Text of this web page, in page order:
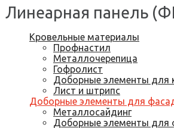
Линеарная панель
Кровельные материалы
Профнастил
Металлочерепица
Гофролист
Доборные элементы для
Лист и штрипс
Доборные элементы для
Металлосайдинг
Доборные элементы для